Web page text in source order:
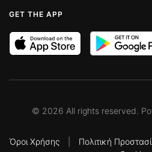
GET THE APP
© 2026 All rights reserved.
Όροι Χρήσης Πολιτική